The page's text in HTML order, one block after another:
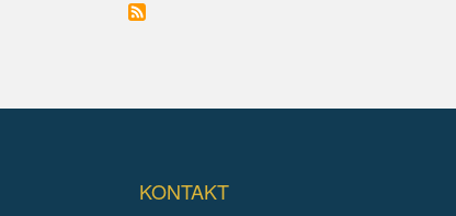
KONTAKT